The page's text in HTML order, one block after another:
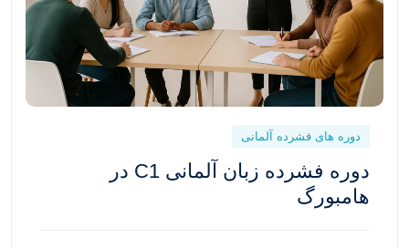
دوره های فشرده آلمانی
دوره فشرده زبان آلمانی C1 در
هامبورگ